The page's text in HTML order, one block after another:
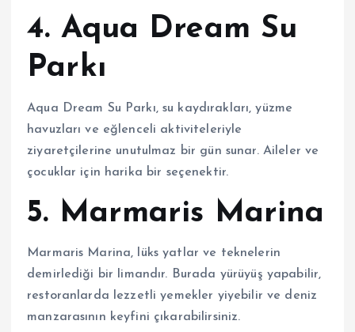
4. Aqua Dream Su
Parkı
Aqua Dream Su Parkı, su kaydırakları, yüzme
havuzları ve eğlenceli aktiviteleriyle
ziyaretçilerine unutulmaz bir gün sunar. Aileler ve
çocuklar için harika bir seçenektir.
5. Marmaris Marina
Marmaris Marina, lüks yatlar ve teknelerin
demirlediği bir limandır. Burada yürüyüş yapabilir,
restoranlarda lezzetli yemekler yiyebilir ve deniz
manzarasının keyfini çıkarabilirsiniz.